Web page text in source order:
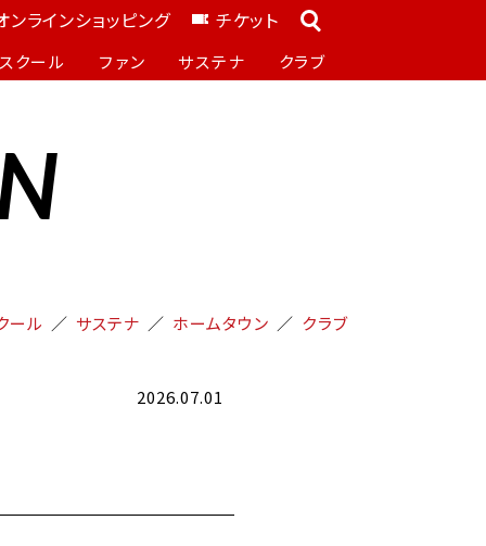
ンラインショッピング チケット
クール ファン サステナ クラブ
ール サステナ ホームタウン クラブ
2026.07.01